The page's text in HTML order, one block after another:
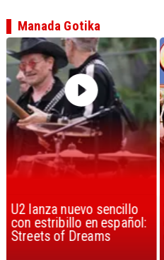
U2 lanza nuevo sencillo
con estribillo en español:
Streets of Dreams
Manada Gotika